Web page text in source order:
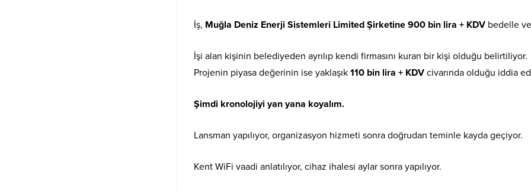
İş, Muğla Deniz Enerji Sistemleri Limited Şirketine 900 bin lira + KDV bedelle
İşi alan kişinin belediyeden ayrılıp kendi firmasını kuran bir kişi olduğu belirtiliyor.
Projenin piyasa değerinin ise yaklaşık 110 bin lira + KDV civarında olduğu iddia
Şimdi kronolojiyi yan yana koyalım.
Lansman yapılıyor, organizasyon hizmeti sonra doğrudan teminle kayda geçiyor.
Kent WiFi vaadi anlatılıyor, cihaz ihalesi aylar sonra yapılıyor.